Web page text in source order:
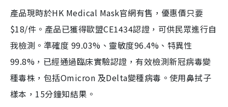
產品現時於HK Medical Mask官網有售，優惠價只要
$18/件。產品已獲得歐盟CE1434認證，可供民眾進行自
我檢測。準確度 99.03%、靈敏度96.4%、特異性
99.8%，已經通過臨床實驗認證，有效檢測新冠病毒變
種毒株，包括Omicron 及Delta變種病毒。使用鼻拭子
樣本，15分鐘知結果。